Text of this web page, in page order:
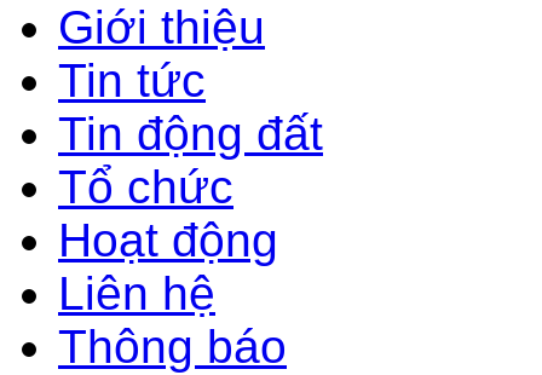
Giới thiệu
Tin tức
Tin động đất
Tổ chức
Hoạt động
Liên hệ
Thông báo